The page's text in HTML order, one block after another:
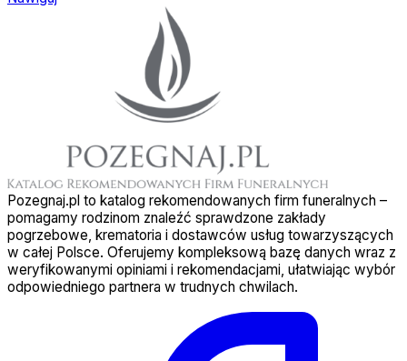
Pozegnaj.pl to katalog rekomendowanych firm funeralnych –
pomagamy rodzinom znaleźć sprawdzone zakłady
pogrzebowe, krematoria i dostawców usług towarzyszących
w całej Polsce. Oferujemy kompleksową bazę danych wraz z
weryfikowanymi opiniami i rekomendacjami, ułatwiając wybór
odpowiedniego partnera w trudnych chwilach.